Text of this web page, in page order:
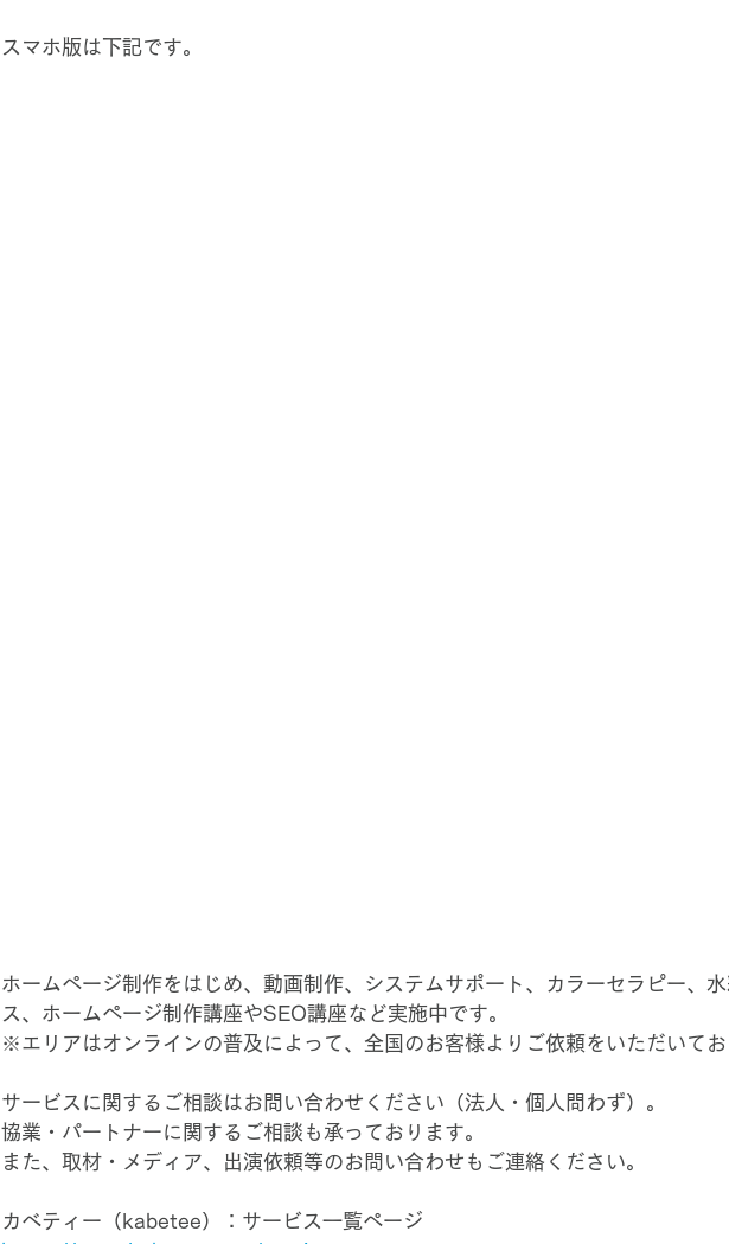
スマホ版は下記です。
ホームページ制作をはじめ、動画制作、システムサポート、カラーセラピー、
ス、ホームページ制作講座やSEO講座など実施中です。
※エリアはオンラインの普及によって、全国のお客様よりご依頼をいただいて
​サービスに関するご相談はお問い合わせください（法人・個人問わず）。
​協業・パートナーに関するご相談も承っております。
​また、取材・メディア、出演依頼等のお問い合わせもご連絡ください。
カベティー（kabetee）：サービス一覧ページ